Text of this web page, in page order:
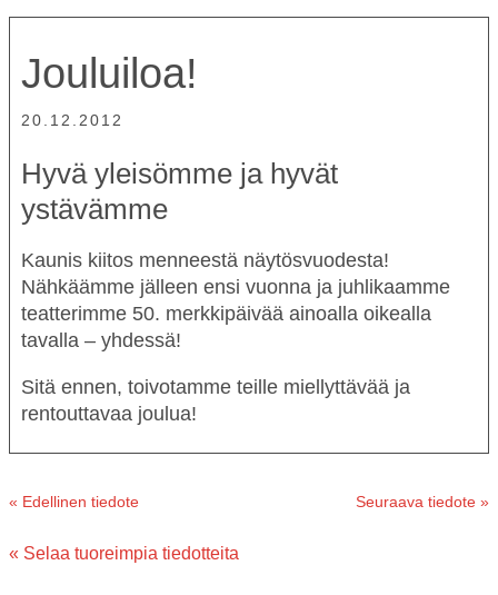
Jouluiloa!
20.12.2012
Hyvä yleisömme ja hyvät
ystävämme
Kaunis kiitos menneestä näytösvuodesta!
Nähkäämme jälleen ensi vuonna ja juhlikaamme
teatterimme 50. merkkipäivää ainoalla oikealla
tavalla – yhdessä!
Sitä ennen, toivotamme teille miellyttävää ja
rentouttavaa joulua!
« Edellinen tiedote Seuraava tiedote »
« Selaa tuoreimpia tiedotteita